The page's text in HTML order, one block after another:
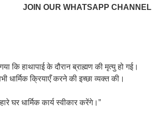
JOIN OUR WHATSAPP CHANNEL
कि हाथापाई के दौरान ब्राह्मण की मृत्यु हो गई।
क्रियाएँ करने की इच्छा व्यक्त की।
घर धार्मिक कार्य स्वीकार करेंगे।”